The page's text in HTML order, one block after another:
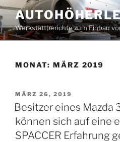
Zum
Inhalt
springenWerkstattberichte zum Einbau
MONAT: MÄRZ 2019
VERÖFFENTLICHT
AM
MÄRZ 26, 2019
Besitzer eines Mazda
können sich auf eine
SPACCER Erfahrung